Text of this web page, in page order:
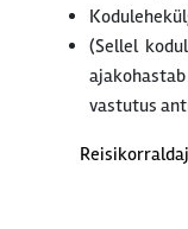
(Sellel
vastutus